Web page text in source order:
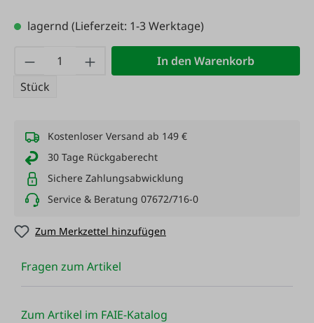
lagernd (Lieferzeit: 1-3 Werktage)
Produkt Anzahl: Gib den gewünschten
Stück
In den Warenkorb
Kostenloser Versand ab 149 €
30 Tage Rückgaberecht
Sichere Zahlungsabwicklung
Service & Beratung 07672/716-0
Zum Merkzettel hinzufügen
Fragen zum Artikel
Zum Artikel im FAIE-Katalog